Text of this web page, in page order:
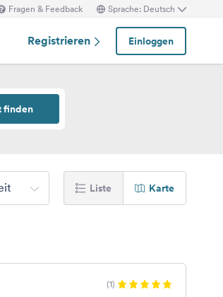
Fragen & Feedback Sprache: Deutsch
Registrieren Einloggen
finden
Liste Karte
(1)